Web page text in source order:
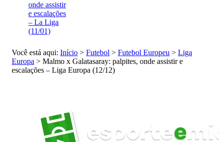
onde assistir
e escalações
– La Liga
(11/01)
Você está aqui: Início > Futebol > Futebol Europeu > Liga
Europa > Malmo x Galatasaray: palpites, onde assistir e
escalações – Liga Europa (12/12)